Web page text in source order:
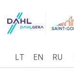
LT EN RU